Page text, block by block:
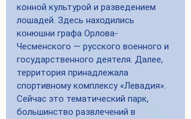
конной культурой и разведением
лошадей. Здесь находились
конюшни графа Орлова-
Чесменского — русского военного и
государственного деятеля. Далее,
территория принадлежала
спортивному комплексу «Левадия».
Сейчас это тематический парк,
большинство развлечений в